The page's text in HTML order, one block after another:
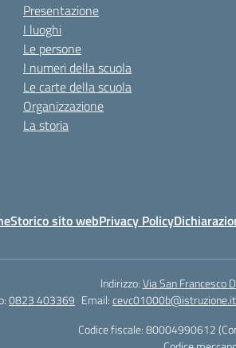
Presentazione
I luoghi
Le persone
I numeri della scuola
Le carte della scuola
Organizzazione
La storia
Storico sito webPrivacy Policy
Indirizzo:Via San Francesco
0823 403369 Email:cevc01000b@istruzione.it
Codice fiscale: 80004990612